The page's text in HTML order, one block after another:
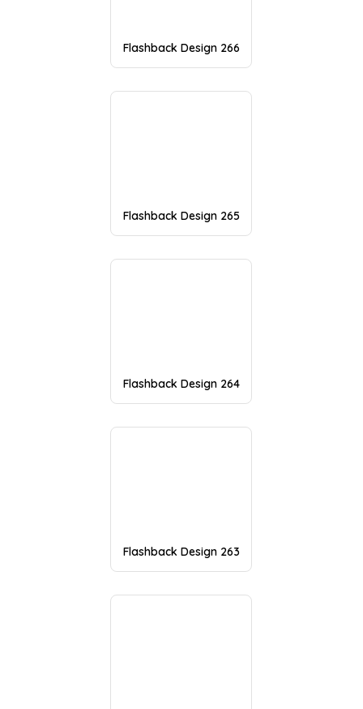
Flashback Design 266
Flashback Design 265
Flashback Design 264
Flashback Design 263